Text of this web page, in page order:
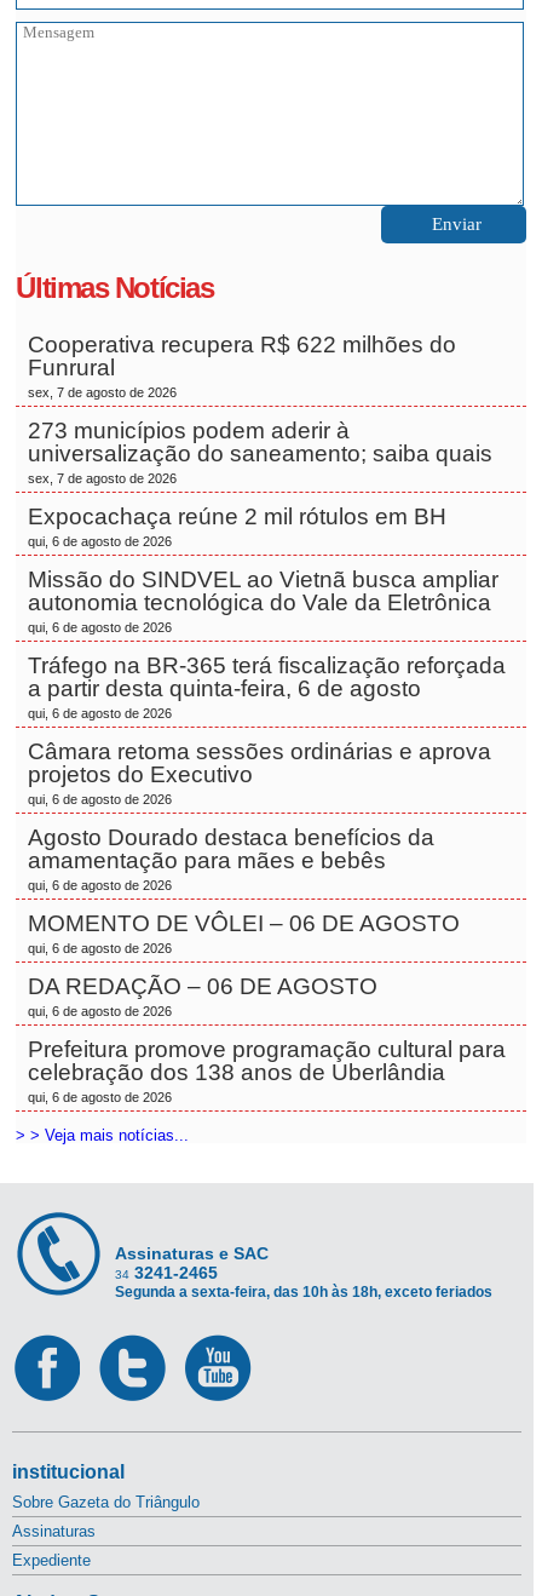
Últimas Notícias
Cooperativa recupera R$ 622 milhões do
Funrural
sex, 7 de agosto de 2026
273 municípios podem aderir à
universalização do saneamento; saiba quais
sex, 7 de agosto de 2026
Expocachaça reúne 2 mil rótulos em BH
qui, 6 de agosto de 2026
Missão do SINDVEL ao Vietnã busca ampliar
autonomia tecnológica do Vale da Eletrônica
qui, 6 de agosto de 2026
Tráfego na BR-365 terá fiscalização reforçada
a partir desta quinta-feira, 6 de agosto
qui, 6 de agosto de 2026
Câmara retoma sessões ordinárias e aprova
projetos do Executivo
qui, 6 de agosto de 2026
Agosto Dourado destaca benefícios da
amamentação para mães e bebês
qui, 6 de agosto de 2026
MOMENTO DE VÔLEI – 06 DE AGOSTO
qui, 6 de agosto de 2026
DA REDAÇÃO – 06 DE AGOSTO
qui, 6 de agosto de 2026
Prefeitura promove programação cultural para
celebração dos 138 anos de Uberlândia
qui, 6 de agosto de 2026
> > Veja mais notícias...
Assinaturas e SAC
34 3241-2465
Segunda a sexta-feira, das 10h às 18h, exceto feriados
institucional
Sobre Gazeta do Triângulo
Assinaturas
Expediente